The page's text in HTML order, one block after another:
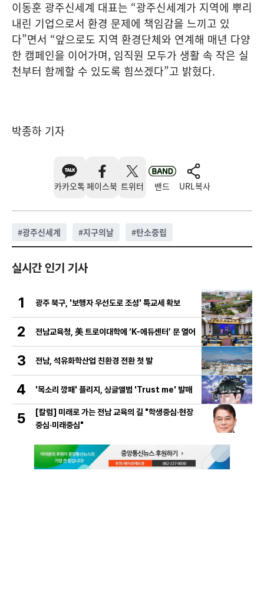
이동훈 광주신세계 대표는 “광주신세계가 지역에 뿌리
내린 기업으로서 환경 문제에 책임감을 느끼고 있
다”면서 “앞으로도 지역 환경단체와 연계해 매년 다양
한 캠페인을 이어가며, 임직원 모두가 생활 속 작은 실
천부터 함께할 수 있도록 힘쓰겠다”고 밝혔다.
박종하 기자
카카오톡 페이스북 트위터 밴드 URL복사
#광주신세계 #지구의날 #탄소중립
실시간 인기 기사
1 광주 북구, '보행자 우선도로 조성' 특교세 확보
2 전남교육청, 美 트로이대학에 ‘K-에듀센터’ 문 열어
3 전남, 석유화학산업 친환경 전환 첫 발
4 '목소리 깡패' 플리지, 싱글앨범 'Trust me' 발매
5
[칼럼] 미래로 가는 전남 교육의 길 "학생중심·현장
중심·미래중심"